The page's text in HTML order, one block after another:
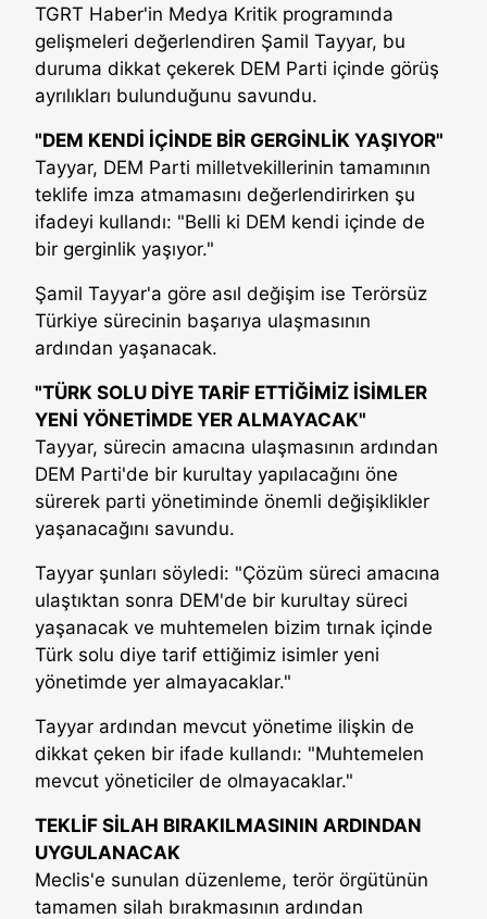
TGRT Haber'in Medya Kritik programında
gelişmeleri değerlendiren Şamil Tayyar, bu
duruma dikkat çekerek DEM Parti içinde görüş
ayrılıkları bulunduğunu savundu.
"DEM KENDİ İÇİNDE BİR GERGİNLİK YAŞIYOR"
Tayyar, DEM Parti milletvekillerinin tamamının
teklife imza atmamasını değerlendirirken şu
ifadeyi kullandı: "Belli ki DEM kendi içinde de
bir gerginlik yaşıyor."
Şamil Tayyar'a göre asıl değişim ise Terörsüz
Türkiye sürecinin başarıya ulaşmasının
ardından yaşanacak.
"TÜRK SOLU DİYE TARİF ETTİĞİMİZ İSİMLER
YENİ YÖNETİMDE YER ALMAYACAK"
Tayyar, sürecin amacına ulaşmasının ardından
DEM Parti'de bir kurultay yapılacağını öne
sürerek parti yönetiminde önemli değişiklikler
yaşanacağını savundu.
Tayyar şunları söyledi: "Çözüm süreci amacına
ulaştıktan sonra DEM'de bir kurultay süreci
yaşanacak ve muhtemelen bizim tırnak içinde
Türk solu diye tarif ettiğimiz isimler yeni
yönetimde yer almayacaklar."
Tayyar ardından mevcut yönetime ilişkin de
dikkat çeken bir ifade kullandı: "Muhtemelen
mevcut yöneticiler de olmayacaklar."
TEKLİF SİLAH BIRAKILMASININ ARDINDAN
UYGULANACAK
Meclis'e sunulan düzenleme, terör örgütünün
tamamen silah bırakmasının ardından